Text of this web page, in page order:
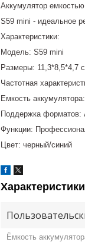
Аккумулятор
S59 mini - идеальное
Характеристики:
Модель: S59 mini
Размеры: 11,3*8,5*4,7
Частотная
Емкость
Поддержка форматов:
Функции:
Цвет: черный/синий
Характеристики
Ёмкость